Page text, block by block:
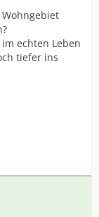
echten Leben
tiefer ins